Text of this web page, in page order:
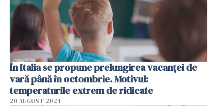
În Italia se propune prelungirea vacanței de
vară până în octombrie. Motivul:
temperaturile extrem de ridicate
20 AUGUST 2024